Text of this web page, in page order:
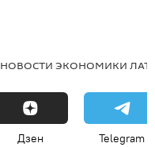
НОВОСТИ ЭКОНОМИКИ
Дзен Telegram